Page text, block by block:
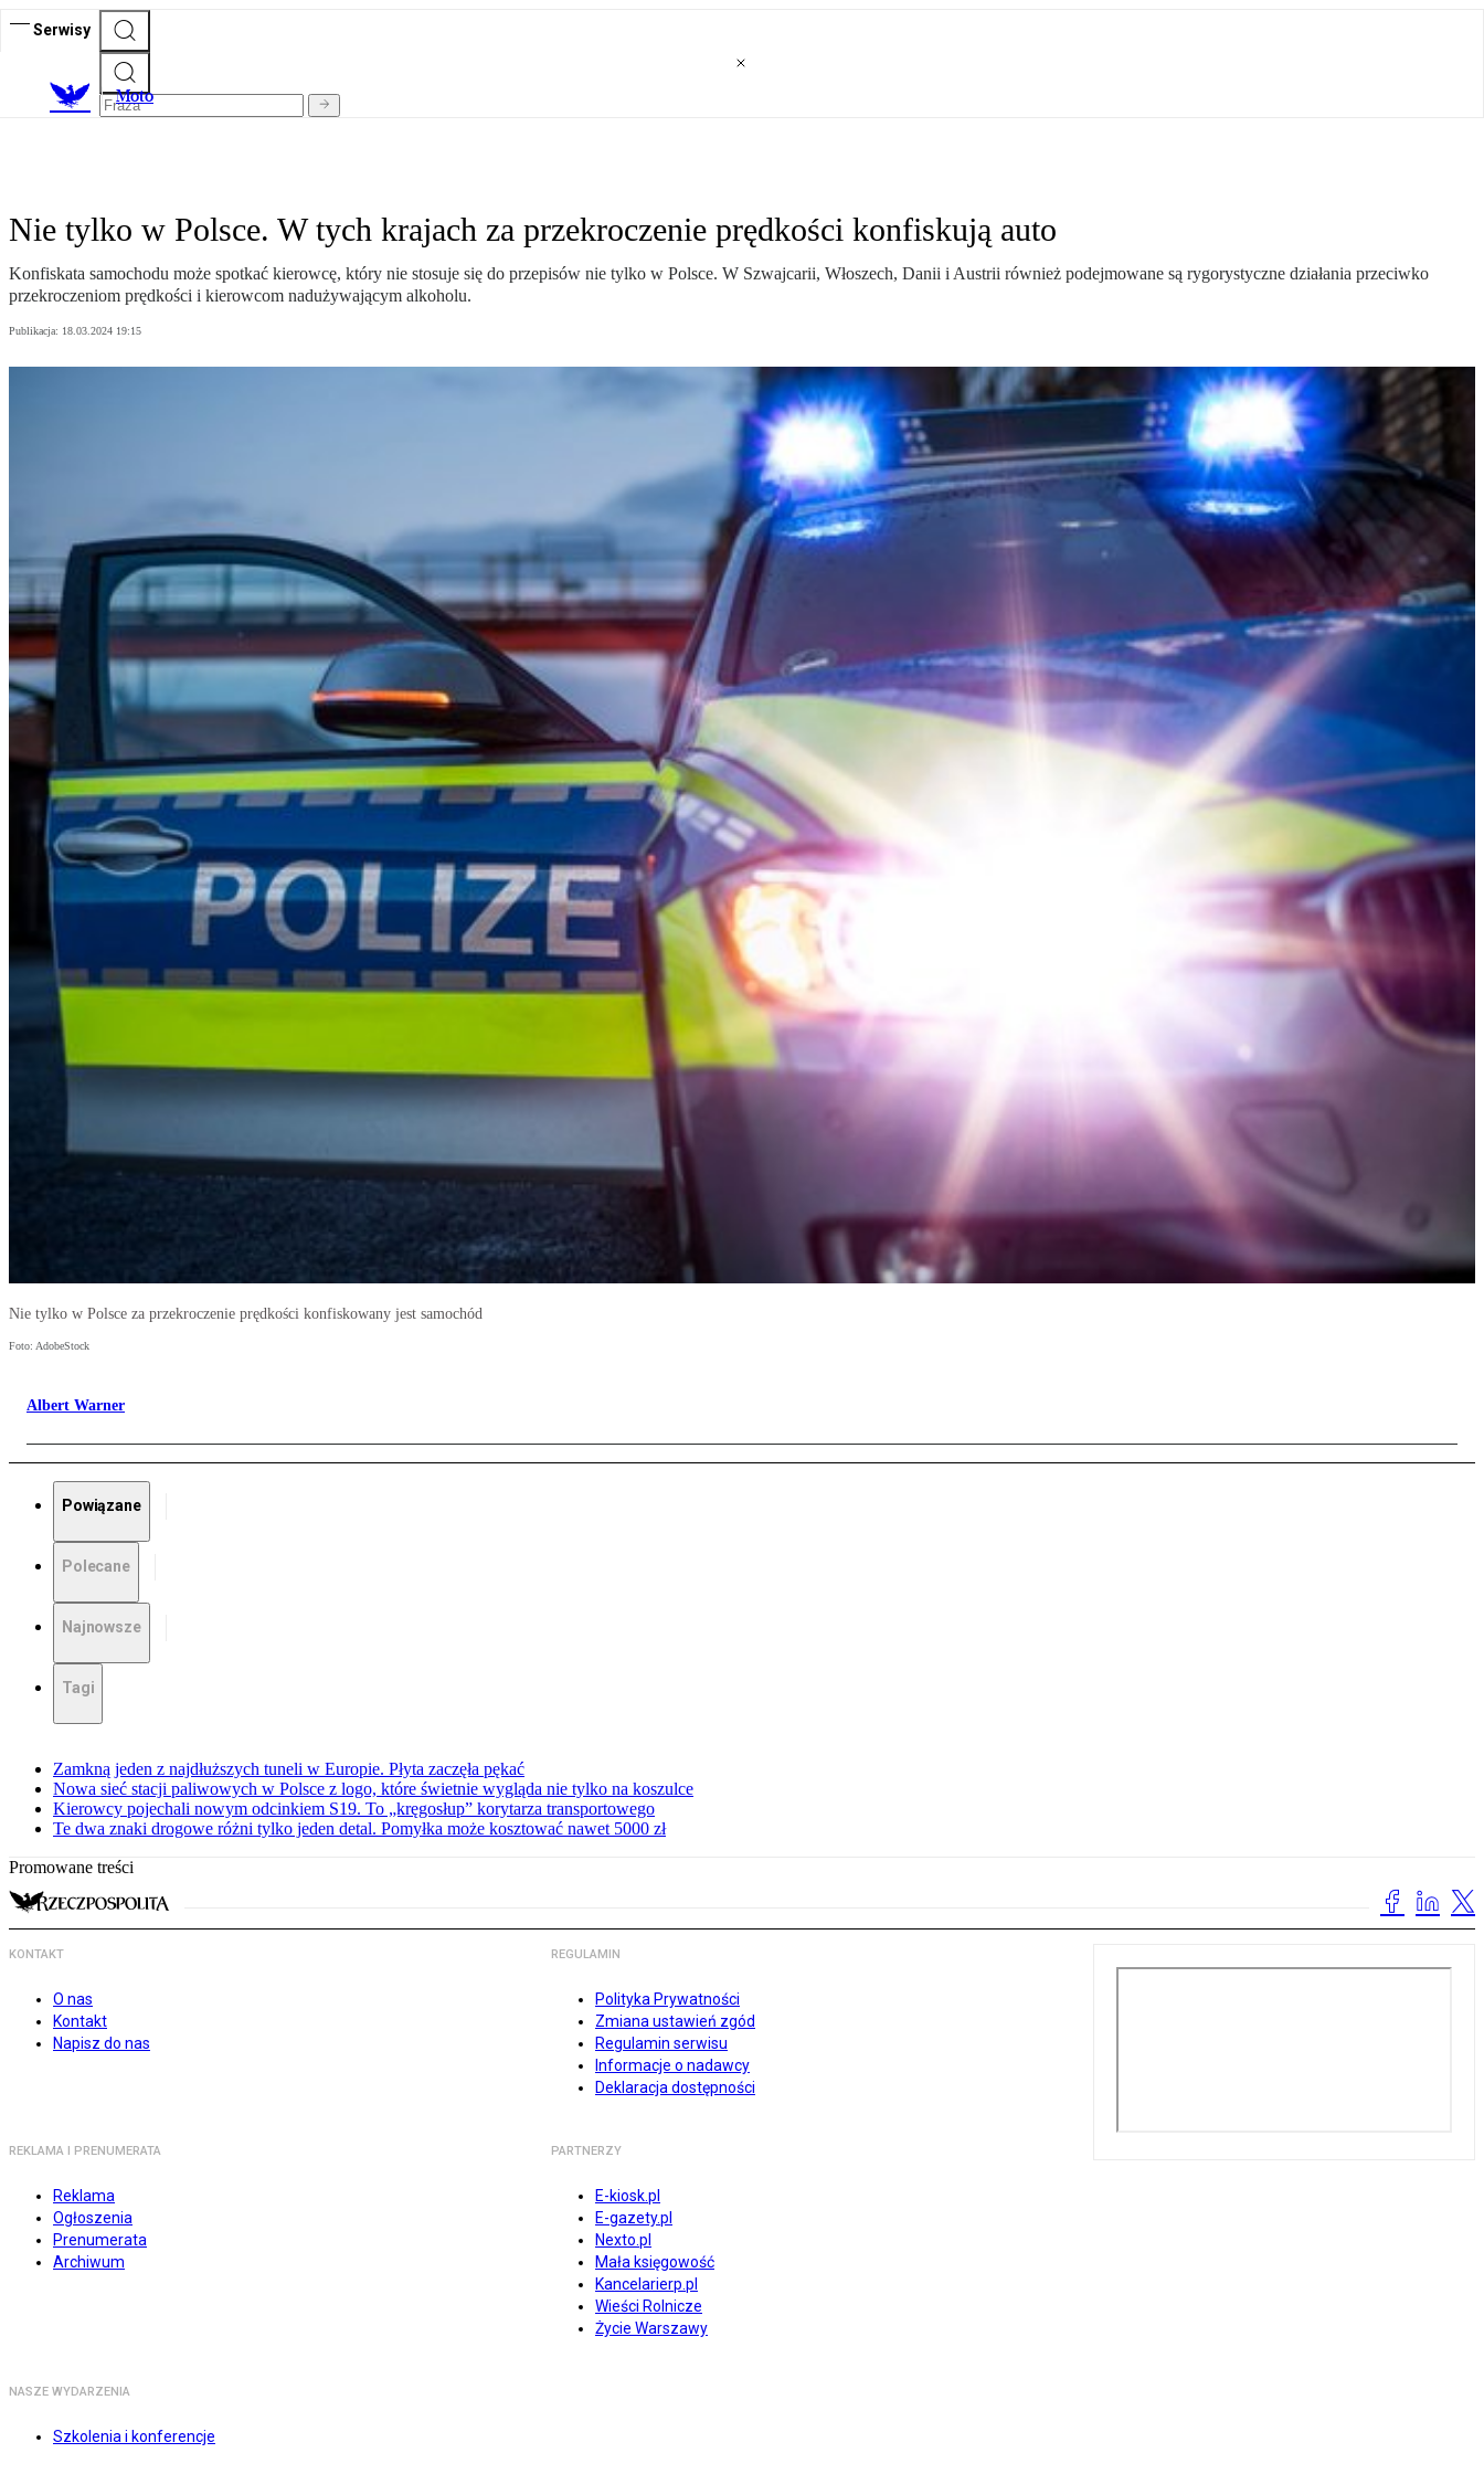
Serwisy
Moto
Nie tylko w Polsce. W tych krajach za przekroczenie prędkości konfiskują auto
Konfiskata samochodu może spotkać kierowcę, który nie stosuje się do przepisów nie tylko w Polsce. W Szwajcarii, Włoszech, Danii i Austrii również podejmowane są rygorystyczne działania przeciwko
przekroczeniom prędkości i kierowcom nadużywającym alkoholu.
Publikacja: 18.03.2024 19:15
Nie tylko w Polsce za przekroczenie prędkości konfiskowany jest samochód
Foto: AdobeStock
Albert Warner
Powiązane
Polecane
Najnowsze
Tagi
Zamkną jeden z najdłuższych tuneli w Europie. Płyta zaczęła pękać
Nowa sieć stacji paliwowych w Polsce z logo, które świetnie wygląda nie tylko na koszulce
Kierowcy pojechali nowym odcinkiem S19. To „kręgosłup” korytarza transportowego
Te dwa znaki drogowe różni tylko jeden detal. Pomyłka może kosztować nawet 5000 zł
Promowane treści
KONTAKT
O nas
Kontakt
Napisz do nas
REGULAMIN
Polityka Prywatności
Zmiana ustawień zgód
Regulamin serwisu
Informacje o nadawcy
Deklaracja dostępności
REKLAMA I PRENUMERATA
Reklama
Ogłoszenia
Prenumerata
Archiwum
PARTNERZY
E-kiosk.pl
E-gazety.pl
Nexto.pl
Mała księgowość
Kancelarierp.pl
Wieści Rolnicze
Życie Warszawy
NASZE WYDARZENIA
Szkolenia i konferencje